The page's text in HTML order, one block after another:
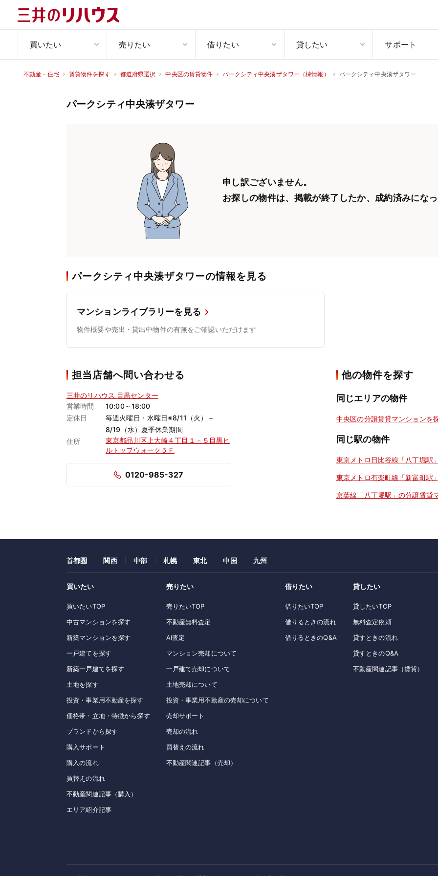
買いたい 売りたい 借りたい 貸したい サポート
不動産・住宅 賃貸物件を探す 都道府県選択 中央区の賃貸物件 パークシティ中央湊ザタワー（棟情報） パークシティ中央湊ザタワー
パークシティ中央湊ザタワー
申し訳ございません。
お探しの物件は、掲載が終了したか、 成約済みにな
パークシティ中央湊ザタワーの情報を見る
マンションライブラリーを見る
物件概要や売出・貸出中物件の有無をご確認いただけます
担当店舗へ問い合わせる
三井のリハウス 目黒センター
営業時間
10:00～18:00
定休日
毎週火曜日・水曜日※8/11（火）～
8/19（水）夏季休業期間
住所
東京都品川区上大崎４丁目１－５目黒ヒ
ルトップウォーク５Ｆ
0120-985-327
他の物件を探す
同じエリアの物件
中央区の分譲賃貸マンションを
同じ駅の物件
東京メトロ日比谷線「八丁堀駅
東京メトロ有楽町線「新富町駅
京葉線「八丁堀駅」の分譲賃貸
首都圏 関西 中部 札幌 東北 中国 九州
買いたい
買いたいTOP
中古マンションを探す
新築マンションを探す
一戸建てを探す
新築一戸建てを探す
土地を探す
投資・事業用不動産を探す
価格帯・立地・特徴から探す
ブランドから探す
購入サポート
購入の流れ
買替えの流れ
不動産関連記事（購入）
エリア紹介記事
売りたい
売りたいTOP
不動産無料査定
AI査定
マンション売却について
一戸建て売却について
土地売却について
投資・事業用不動産の売却について
売却サポート
売却の流れ
買替えの流れ
不動産関連記事（売却）
借りたい
借りたいTOP
借りるときの流れ
借りるときのQ&A
貸したい
貸したいTOP
無料査定依頼
貸すときの流れ
貸すときのQ&A
不動産関連記事（賃貸）